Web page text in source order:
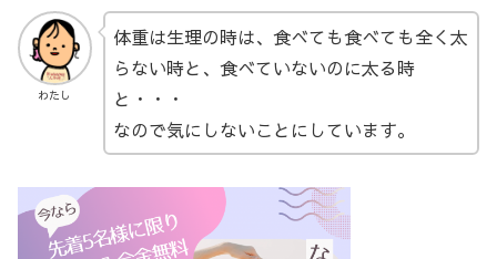
わたし
体重は生理の時は、食べても食べても全く太
らない時と、食べていないのに太る時
と・・・
なので気にしないことにしています。